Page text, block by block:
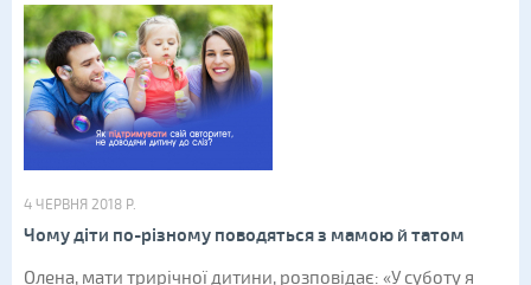
4 ЧЕРВНЯ 2018 Р.
Чому діти по-різному поводяться з мамою й татом
Олена, мати трирічної дитини, розповідає: «У суботу я